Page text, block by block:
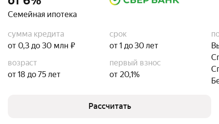
Семейная ипотека
сумма кредита
от 0,3 до 30 млн ₽
срок
от 1 до 30 лет
возраст
от 18 до 75 лет
первый взнос
от 20,1%
Рассчитать